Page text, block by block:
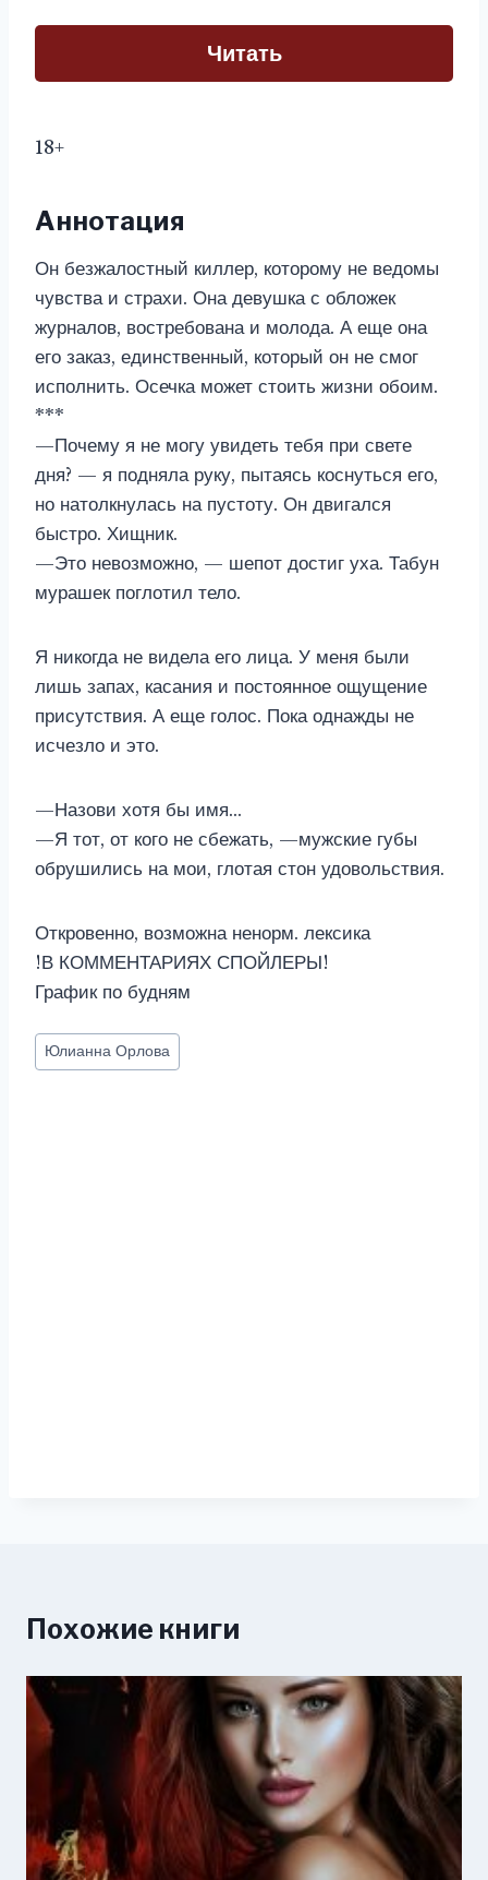
Читать
18+
Аннотация
Он безжалостный киллер, которому не ведомы
чувства и страхи. Она девушка с обложек
журналов, востребована и молода. А еще она
его заказ, единственный, который он не смог
исполнить. Осечка может стоить жизни обоим.
***
—Почему я не могу увидеть тебя при свете
дня? — я подняла руку, пытаясь коснуться его,
но натолкнулась на пустоту. Он двигался
быстро. Хищник.
—Это невозможно, — шепот достиг уха. Табун
мурашек поглотил тело.
Я никогда не видела его лица. У меня были
лишь запах, касания и постоянное ощущение
присутствия. А еще голос. Пока однажды не
исчезло и это.
—Назови хотя бы имя…
—Я тот, от кого не сбежать, —мужские губы
обрушились на мои, глотая стон удовольствия.
Откровенно, возможна ненорм. лексика
!В КОММЕНТАРИЯХ СПОЙЛЕРЫ!
График по будням
Метки
записи:
Юлианна Орлова
Похожие книги